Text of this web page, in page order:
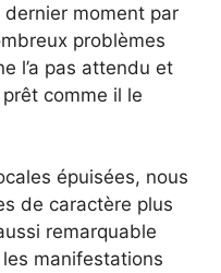
moment par
problèmes
l’a pas attendu et
prêt comme il le
épuisées, nous
de caractère plus
remarquable
manifestations